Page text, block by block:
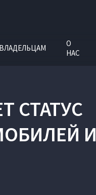
ВЛАДЕЛЬЦАМ
О
НАС
СТАТУС
И